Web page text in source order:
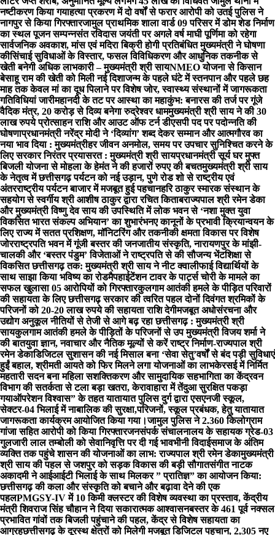
नष्टीकरण किया गयाहत्या प्रकरण में दो वर्षों से फरार आरोपी को उतई पुलिस ने
नागपुर से किया गिरफ्तारजामुल प्राथमिक शाला वार्ड 09 परिसर में डोम शेड निर्माण
का स्थल पूजन सम्पन्नसंत रविदास जयंती पर अगले वर्ष माघी पूर्णिमा को रहेगा
सार्वजनिक अवकाश, मांस एवं मदिरा बिक्री होगी प्रतिबंधित मुख्यमंत्री ने घोषणा
कीसिंचाई सुविधाओं के विस्तार, फसल विविधिकरण और आधुनिक तकनीक से
खेती बनेगी अधिक लाभकारी – मुख्यमंत्री श्री सायNMEO योजना से किसान
बेसाहू राम की खेती को मिली नई दिशाजन्म के पहले घंटे में स्तनपान और पहले छह
माह तक केवल मां का दूध पिलाने पर विशेष जोर, स्वास्थ्य संस्थानों में जागरूकता
गतिविधियां जारीमहानदी के तट पर आस्था का महाकुंभ: बनारस की तर्ज पर गूंजे
वैदिक मंत्र, 20 करोड़ से दिव्य बनेगा रुद्रेश्वर धाममुख्यमंत्री श्री साय ने की 30
लाख रुपये प्रोत्साहन राशि और आउट ऑफ टर्न डीएसपी पद पर पदोन्नति की
घोषणाप्रधानमंत्री नरेंद्र मोदी ने ‘दिव्यांग’ शब्द देकर सम्मान और आत्मगौरव का
नया भाव दिया : मुख्यमंत्रीहर जीवन अनमोल, समय पर उपचार सुनिश्चित करने के
लिए सरकार निरंतर प्रयासरत : मुख्यमंत्री श्री सायप्रधानमंत्री सूर्य घर मुफ्त
बिजली योजना से मोहला के हेमंत ने की हजारों रुपए की बचतमुख्यमंत्री श्री साय
के नेतृत्व में छत्तीसगढ़ पर्यटन को नई उड़ान, पुणे रोड शो से राष्ट्रीय एवं
अंतरराष्ट्रीय पर्यटन बाजार में मजबूत हुई पहचानहरि ठाकुर स्मारक संस्थान के
सहयोग से स्वर्गीय श्री आशीष ठाकुर द्वारा रचित किताबराज्यपाल श्री रमेन डेका
और मुख्यमंत्री विष्णु देव साय की उपस्थिति में लोक भवन से ‘नशा मुक्त युवा
विकसित भारत संकल्प अभियान’ का शुभारंभनए कानूनों के प्रभावी क्रियान्वयन के
लिए राज्य में सतत प्रशिक्षण, मॉनिटरिंग और तकनीकी क्षमता विकास पर विशेष
जोरराष्ट्रपति भवन में गूंजी बस्तर की जनजातीय संस्कृति, नारायणपुर के मांझी-
चालकी और ‘बस्तर पंडुम’ विजेताओं ने राष्ट्रपति से की सौजन्य भेंटशिक्षा से
विकसित छत्तीसगढ़ तक: मुख्यमंत्री श्री साय ने नीट क्वालीफाई विद्यार्थियों के
साथ साझा किया भविष्य का रोडमैपहाईटेंशन टावर के पार्ट्स चोरी के मामले का
सफल खुलासा 05 आरोपियों को गिरफ्तारकुलगाम आतंकी हमले के पीड़ित परिवारों
की सहायता के लिए छत्तीसगढ़ सरकार की त्वरित पहल दोनों दिवंगत श्रमिकों के
परिजनों को 20-20 लाख रुपये की सहायता राशि देगीमजबूत अधोसंरचना और
उद्योग अनुकूल नीतियों से तेजी से आगे बढ़ रहा छत्तीसगढ़ : मुख्यमंत्री श्री
सायकुलगाम आतंकी हमले के पीड़ितों के परिजनों से उप मुख्यमंत्री विजय शर्मा ने
की बातयुवा ज्ञान, नवाचार और नैतिक मूल्यों से करें राष्ट्र निर्माण-राज्यपाल श्री
रमेन डेका​डिजिटल सुशासन की नई मिसाल बना ‘सेवा सेतु’वर्षों से बंद पड़ी सुविधाएं
हुईं बहाल, श्रीमती आयते को फिर मिलने लगा योजनाओं का लाभकेरसई में निर्मित
महतारी सदन बना महिला सशक्तिकरण और सामुदायिक सहभागिता का केंद्रवन
विभाग की सतर्कता से टला बड़ा खतरा, केरावाहारा में तेंदुआ सुरक्षित पकड़ा
गयाऑपरेशन विश्वास” के तहत यातायात पुलिस दुर्ग द्वारा एसएनजी स्कूल,
सेक्टर-04 भिलाई में नाबालिक की सुरक्षा,परिजनों, स्कूल प्रबंधक, हेतु यातायात
जागरूकता कार्यक्रम आयोजित किया गया।जामुल पुलिस ने 2.360 किलोग्राम
गांजा सहित आरोपी को किया गिरफ्तारजनसंपर्क संचालनालय के सहायक ग्रेड-03
गुलजारी लाल तम्बोली को सेवानिवृत्ति पर दी गई भावभीनी विदाईसमाज के अंतिम
व्यक्ति तक पहुंचे शासन की योजनाओं का लाभ: राज्यपाल श्री रमेन डेकामुख्यमंत्री
श्री साय की पहल से जशपुर को सड़क विकास की बड़ी सौगातसंगीत नाटक
अकादमी ने आईआईटी भिलाई के साथ मिलकर ” प्रातिज्ञ” का आयोजन किया:
छत्तीसगढ़ की कला और संस्कृति को बचाने और बढ़ावा देने की एक
पहलPMGSY-IV में 10 किमी क्लस्टर की विशेष व्यवस्था का प्रस्ताव, केंद्रीय
मंत्री शिवराज सिंह चौहान ने दिया सकारात्मक आश्वासनबस्तर के 461 पूर्व नक्सल
प्रभावित गांवों तक बिजली पहुंचाने की पहल, केंद्र से विशेष सहायता का
आग्रहछत्तीसगढ़ के दूरस्थ क्षेत्रों को मिलेगी मजबूत डिजिटल पहचान, 2,305 नए